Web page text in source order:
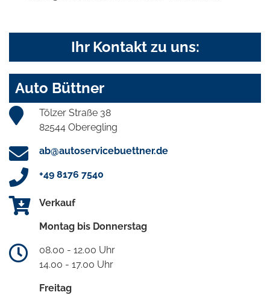
Ihr Kontakt zu uns:
Auto Büttner
Tölzer Straße 38
82544 Oberegling
ab@autoservicebuettner.de
+49 8176 7540
Verkauf
Montag bis Donnerstag
08.00 - 12.00 Uhr
14.00 - 17.00 Uhr
Freitag